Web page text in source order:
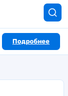
Подробнее